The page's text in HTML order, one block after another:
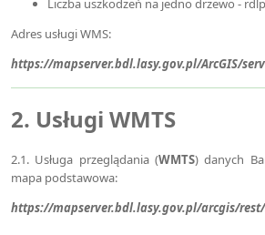
Adres usługi WMS:
https://mapserver.bdl.lasy.gov.pl/ArcGIS/
2. Usługi WMTS
2.1. Usługa przeglądania (WMTS) danych
mapa podstawowa:
https://mapserver.bdl.lasy.gov.pl/arcgis/rest/